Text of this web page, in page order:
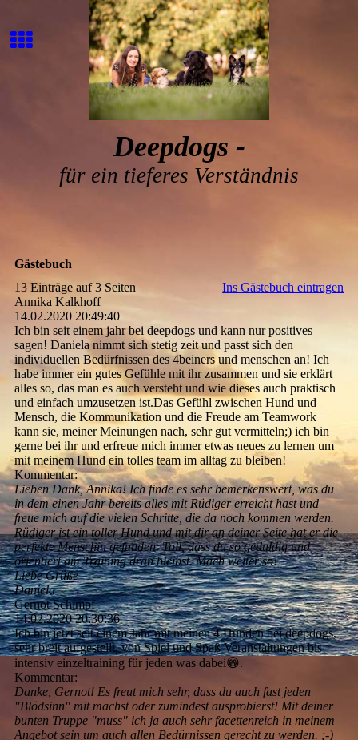
Deepdogs -
für ein tieferes Verständnis
Gästebuch
13 Einträge auf 3 Seiten
Ins Gästebuch eintragen
Annika Kalkhoff
14.02.2020 20:49:40
Ich bin seit einem jahr bei deepdogs und kann nur positives
sagen! Daniela nimmt sich stetig zeit und passt sich den
individuellen Bedürfnissen des 4beiners und menschen an! Ich
habe immer ein gutes Gefühle mit ihr zusammen und sie erklärt
alles so, das man es auch versteht und wie dieses auch praktisch
und einfach umzusetzen ist.Das Gefühl zwischen Hund und
Mensch, die Kommunikation und die Freude am Teamwork
kann sie, meiner Meinungen nach, sehr gut vermitteln;) ich bin
gerne bei ihr und erfreue mich immer etwas neues zu lernen um
mit meinem Hund ein tolles team im alltag zu bleiben!
Kommentar:
Lieben Dank, Annika! Ich finde es sehr bemerkenswert, was du
in dem einen Jahr bereits alles mit Rüdiger erreicht hast und
freue mich auf die vielen Schritte, die da noch kommen werden.
Rüdiger ist ein toller Hund und mit dir an deiner Seite hat er die
perfekte Menschin gefunden. Toll, dass du so geduldig und
orientiert am Training dran bleibst. Mach weiter so!
Liebe Grüße
Daniela
Gernot Schimpf
14.02.2020 20:30:36
Ich bin jetzt seit einem Jahr mit meinen 4 Hunden bei deepdogs,
sehr breit aufgestellt, von Spiel und Spaß Veranstaltungen bis
intensiv einzeltraining für jeden was dabei😁.
Kommentar:
Danke, Gernot! Es freut mich sehr, dass du auch fast jeden
"Blödsinn" mit machst oder zumindest ausprobierst! Mit deiner
bunten Truppe "muss" ich ja auch sehr facettenreich in meinem
Angebot sein um auch allen Bedürnissen gerecht zu werden. ;-)